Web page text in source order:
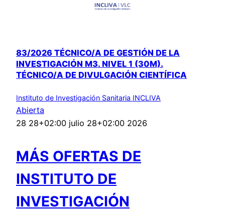
83/2026 TÉCNICO/A DE GESTIÓN DE LA
INVESTIGACIÓN M3. NIVEL 1 (30M).
TÉCNICO/A DE DIVULGACIÓN CIENTÍFICA
Instituto de Investigación Sanitaria INCLIVA
Abierta
28 28+02:00 julio 28+02:00 2026
MÁS OFERTAS DE
INSTITUTO DE
INVESTIGACIÓN